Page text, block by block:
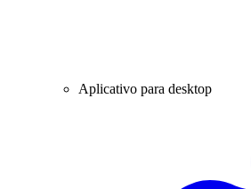
Aplicativo para desktop